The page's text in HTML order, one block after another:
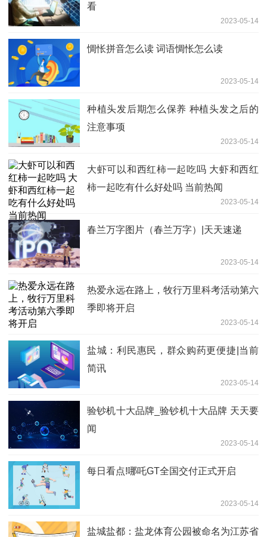
看
2023-05-14
惆怅拼音怎么读 词语惆怅怎么读
2023-05-14
种植头发后期怎么保养 种植头发之后的
注意事项
2023-05-14
大虾可以和西红柿一起吃吗 大虾和西红
柿一起吃有什么好处吗 当前热闻
2023-05-14
春兰万字图片（春兰万字）|天天速递
2023-05-14
热爱永远在路上，牧行万里科考活动第六
季即将开启
2023-05-14
盐城：利民惠民，群众购药更便捷|当前
简讯
2023-05-14
验钞机十大品牌_验钞机十大品牌 天天要
闻
2023-05-14
每日看点!哪吒GT全国交付正式开启
2023-05-14
盐城盐都：盐龙体育公园被命名为江苏省